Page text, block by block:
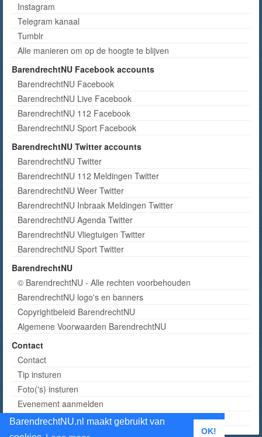
BarendrechtNU.nl maakt gebruikt van
OK!
Instagram
Telegram kanaal
Tumblr
Alle manieren om op de hoogte te blijven
BarendrechtNU Facebook accounts
BarendrechtNU Facebook
BarendrechtNU Live Facebook
BarendrechtNU 112 Facebook
BarendrechtNU Sport Facebook
BarendrechtNU Twitter accounts
BarendrechtNU Twitter
BarendrechtNU 112 Meldingen Twitter
BarendrechtNU Weer Twitter
BarendrechtNU Inbraak Meldingen Twitter
BarendrechtNU Agenda Twitter
BarendrechtNU Vliegtuigen Twitter
BarendrechtNU Sport Twitter
BarendrechtNU
© BarendrechtNU - Alle rechten voorbehouden
BarendrechtNU logo's en banners
Copyrightbeleid BarendrechtNU
Algemene Voorwaarden BarendrechtNU
Contact
Contact
Tip insturen
Foto('s) insturen
Evenement aanmelden
Informatie aanvragen adverteren